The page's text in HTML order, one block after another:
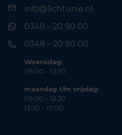
info@lichtunie.nl
0348 – 20 90 00
0348 – 20 90 00
Woensdag:
09:00 – 12:30
maandag t/m vrijdag:
09:00 – 12:30
13:30 – 17:00